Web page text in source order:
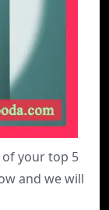
of your top 5
and we will